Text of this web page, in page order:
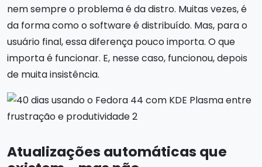
nem sempre o problema é da distro. Muitas vezes, é
da forma como o software é distribuído. Mas, para o
usuário final, essa diferença pouco importa. O que
importa é funcionar. E, nesse caso, funcionou, depois
de muita insistência.
Atualizações automáticas que